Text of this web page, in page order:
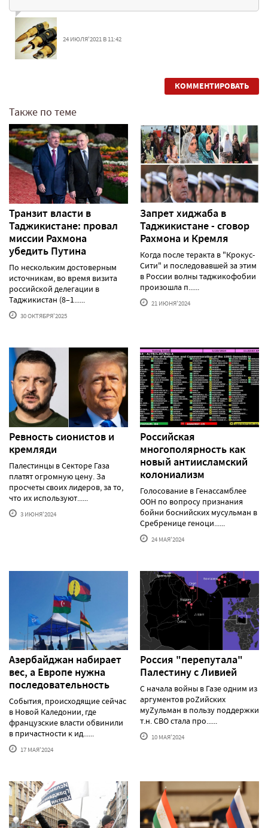
24 ИЮЛЯ'2021 В 11:42
КОММЕНТИРОВАТЬ
Также по теме
Транзит власти в
Таджикистане: провал
миссии Рахмона
убедить Путина
По нескольким достоверным
источникам, во время визита
российской делегации в
Таджикистан (8–1......
30 ОКТЯБРЯ'2025
Запрет хиджаба в
Таджикистане - сговор
Рахмона и Кремля
Когда после теракта в "Крокус-
Сити" и последовавшей за этим
в России волны таджикофобии
произошла п......
21 ИЮНЯ'2024
Ревность сионистов и
кремляди
Палестинцы в Секторе Газа
платят огромную цену. За
просчеты своих лидеров, за то,
что их используют......
3 ИЮНЯ'2024
Российская
многополярность как
новый антиисламский
колониализм
Голосование в Генассамблее
ООН по вопросу признания
бойни боснийских мусульман в
Сребренице геноци......
24 МАЯ'2024
Азербайджан набирает
вес, а Европе нужна
последовательность
События, происходящие сейчас
в Новой Каледонии, где
французские власти обвинили
в причастности к ид......
17 МАЯ'2024
Россия "перепутала"
Палестину с Ливией
С начала войны в Газе одним из
аргументов роZийских
муZульман в пользу поддержки
т.н. СВО стала про......
10 МАЯ'2024